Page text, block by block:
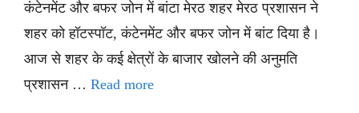
कंटेनमेंट और बफर जोन में बांटा मेरठ शहर मेरठ प्रशासन ने
शहर को हॉटस्पॉट, कंटेनमेंट और बफर जोन में बांट दिया है।
आज से शहर के कई क्षेत्रों के बाजार खोलने की अनुमति
प्रशासन … Read more